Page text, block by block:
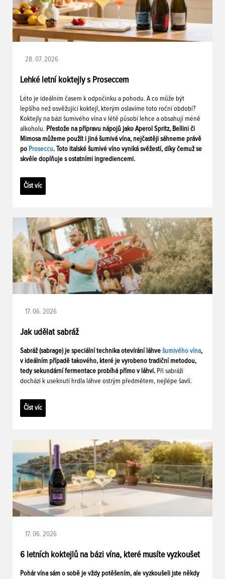
28. 07. 2026
Lehké letní koktejly s Proseccem
Léto je ideálním časem k odpočinku a pohodu. A co může být
lepšího než osvěžující koktejl, kterým oslavíme toto roční období?
Koktejly na bázi šumivého vína v létě působí lehce a obsahují méně
alkoholu. Přestože na přípravu nápojů jako Aperol Spritz, Bellini či
Mimosa můžeme použít i jiná šumivá vína, nejčastěji sáhneme právě
po Proseccu. Toto italské šumivé víno vyniká svěžestí, díky čemuž se
skvěle doplňuje s ostatními ingrediencemi.
Číst víc
17. 06. 2026
Jak udělat sabráž
Sabráž (sabrage) je speciální technika otevírání láhve šumivého vína,
v ideálním případě takového, které je vyrobeno tradiční metodou,
tedy sekundární fermentace probíhá přímo v láhvi. Při sabráži
dochází k useknutí hrdla láhve ostrým předmětem, nejlépe šavlí.
Číst víc
17. 06. 2026
6 letních koktejlů na bázi vína, které musíte vyzkoušet
Pohár vína sám o sobě je vždy potěšením, ale vyzkoušeli jste někdy